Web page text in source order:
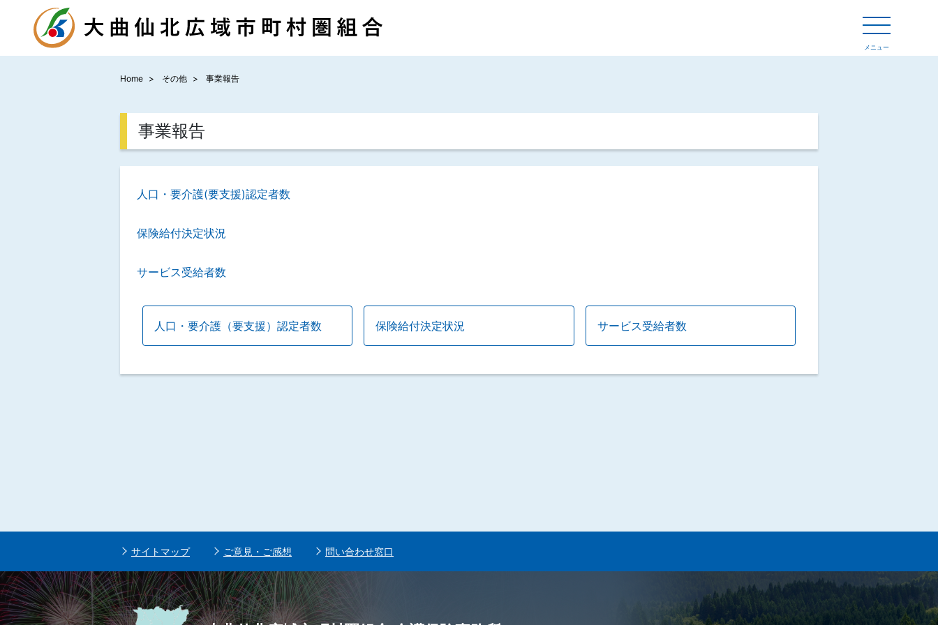
Home その他 事業報告
事業報告
人口・要介護(要支援)認定者数
保険給付決定状況
サービス受給者数
人口・要介護（要支援）認定者数 保険給付決定状況 サービス受給者数
サイトマップ ご意見・ご感想 問い合わせ窓口